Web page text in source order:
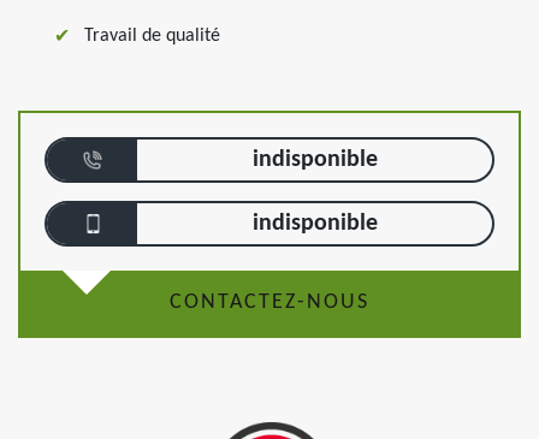
Travail de qualité
indisponible
indisponible
CONTACTEZ-NOUS